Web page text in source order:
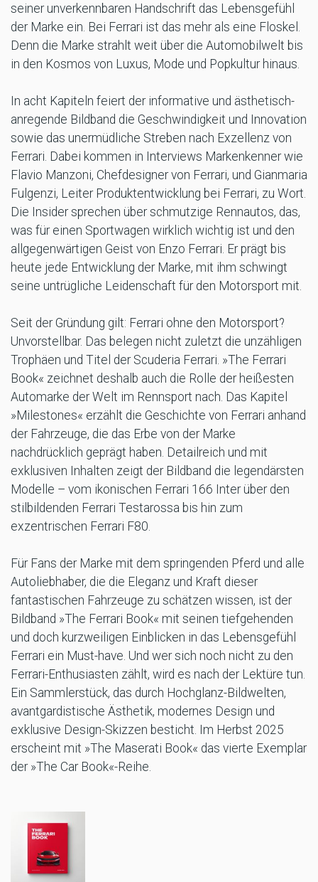
seiner unverkennbaren Handschrift das Lebensgefühl
der Marke ein. Bei Ferrari ist das mehr als eine Floskel.
Denn die Marke strahlt weit über die Automobilwelt bis
in den Kosmos von Luxus, Mode und Popkultur hinaus.
In acht Kapiteln feiert der informative und ästhetisch-
anregende Bildband die Geschwindigkeit und Innovation
sowie das unermüdliche Streben nach Exzellenz von
Ferrari. Dabei kommen in Interviews Markenkenner wie
Flavio Manzoni, Chefdesigner von Ferrari, und Gianmaria
Fulgenzi, Leiter Produktentwicklung bei Ferrari, zu Wort.
Die Insider sprechen über schmutzige Rennautos, das,
was für einen Sportwagen wirklich wichtig ist und den
allgegenwärtigen Geist von Enzo Ferrari. Er prägt bis
heute jede Entwicklung der Marke, mit ihm schwingt
seine untrügliche Leidenschaft für den Motorsport mit.
Seit der Gründung gilt: Ferrari ohne den Motorsport?
Unvorstellbar. Das belegen nicht zuletzt die unzähligen
Trophäen und Titel der Scuderia Ferrari. »The Ferrari
Book« zeichnet deshalb auch die Rolle der heißesten
Automarke der Welt im Rennsport nach. Das Kapitel
»Milestones« erzählt die Geschichte von Ferrari anhand
der Fahrzeuge, die das Erbe von der Marke
nachdrücklich geprägt haben. Detailreich und mit
exklusiven Inhalten zeigt der Bildband die legendärsten
Modelle – vom ikonischen Ferrari 166 Inter über den
stilbildenden Ferrari Testarossa bis hin zum
exzentrischen Ferrari F80.
Für Fans der Marke mit dem springenden Pferd und alle
Autoliebhaber, die die Eleganz und Kraft dieser
fantastischen Fahrzeuge zu schätzen wissen, ist der
Bildband »The Ferrari Book« mit seinen tiefgehenden
und doch kurzweiligen Einblicken in das Lebensgefühl
Ferrari ein Must-have. Und wer sich noch nicht zu den
Ferrari-Enthusiasten zählt, wird es nach der Lektüre tun.
Ein Sammlerstück, das durch Hochglanz-Bildwelten,
avantgardistische Ästhetik, modernes Design und
exklusive Design-Skizzen besticht. Im Herbst 2025
erscheint mit »The Maserati Book« das vierte Exemplar
der »The Car Book«-Reihe.